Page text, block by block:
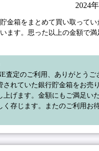
2024
金箱をまとめて買い取ってい
ます。思った以上の金額で満
査定のご利用、ありがとうご
されていた銀行貯金箱をお売
上げます。金額にもご満足い
く存じます。またのご利用お